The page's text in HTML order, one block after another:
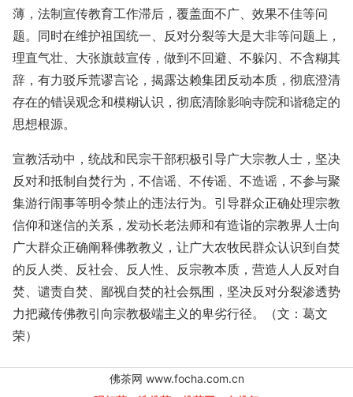
薄，法制宣传教育工作滞后，覆盖面不广、效果不佳等问
题。同时在维护祖国统一、反对分裂等大是大非等问题上，
理直气壮、大张旗鼓宣传，做到不回避、不躲闪、不含糊其
辞，有力驳斥荒谬言论，揭露达赖集团反动本质，彻底澄清
存在的错误观念和模糊认识，彻底清除影响寺院和谐稳定的
思想根源。
宣教活动中，统战和民宗干部积极引导广大宗教人士，坚决
反对和抵制自焚行为，不信谣、不传谣、不造谣，不参与聚
集游行闹事等明令禁止的违法行为。引导群众正确处理宗教
信仰和迷信的关系，发动长老法师和有造诣的宗教界人士向
广大群众正确阐释佛教教义，让广大农牧民群众认识到自焚
的反人类、反社会、反人性、反宗教本质，营造人人反对自
焚、谴责自焚、鄙视自焚的社会氛围，坚决反对分裂渗透势
力把藏传佛教引向宗教极端主义的卑劣行径。（文：葛文
荣）
佛茶网 www.focha.com.cn